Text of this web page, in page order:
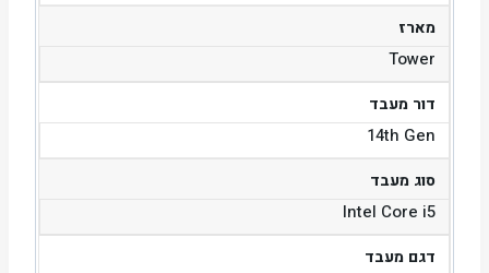
מארז
Tower
דור מעבד
14th Gen
סוג מעבד
Intel Core i5
דגם מעבד